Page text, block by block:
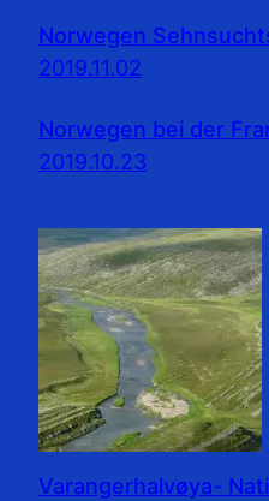
Norwegen
2019.11.02
Norwegen bei der
2019.10.23
Varangerhalvøya-